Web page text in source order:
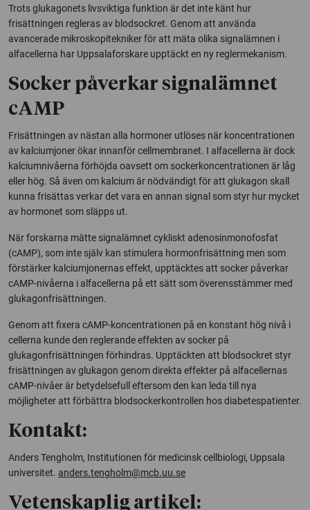
Trots glukagonets livsviktiga funktion är det inte känt hur
frisättningen regleras av blodsockret. Genom att använda
avancerade mikroskopitekniker för att mäta olika signalämnen i
alfacellerna har Uppsalaforskare upptäckt en ny reglermekanism.
Socker påverkar signalämnet
cAMP
Frisättningen av nästan alla hormoner utlöses när koncentrationen
av kalciumjoner ökar innanför cellmembranet. I alfacellerna är dock
kalciumnivåerna förhöjda oavsett om sockerkoncentrationen är låg
eller hög. Så även om kalcium är nödvändigt för att glukagon skall
kunna frisättas verkar det vara en annan signal som styr hur mycket
av hormonet som släpps ut.
När forskarna mätte signalämnet cykliskt adenosinmonofosfat
(cAMP), som inte själv kan stimulera hormonfrisättning men som
förstärker kalciumjonernas effekt, upptäcktes att socker påverkar
cAMP-nivåerna i alfacellerna på ett sätt som överensstämmer med
glukagonfrisättningen.
Genom att fixera cAMP-koncentrationen på en konstant hög nivå i
cellerna kunde den reglerande effekten av socker på
glukagonfrisättningen förhindras. Upptäckten att blodsockret styr
frisättningen av glukagon genom direkta effekter på alfacellernas
cAMP-nivåer är betydelsefull eftersom den kan leda till nya
möjligheter att förbättra blodsockerkontrollen hos diabetespatienter.
Kontakt:
Anders Tengholm, Institutionen för medicinsk cellbiologi, Uppsala
universitet. anders.tengholm@mcb.uu.se
Vetenskaplig artikel: